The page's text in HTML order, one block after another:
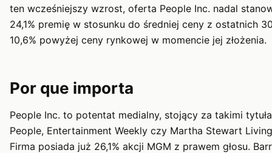
ten wcześniejszy wzrost, oferta People Inc. nadal
24,1% premię w stosunku do średniej ceny z ostatnich
10,6% powyżej ceny rynkowej w momencie jej złożenia.
Por que importa
People Inc. to potentat medialny, stojący za takimi
People, Entertainment Weekly czy Martha Stewart
Firma posiada już 26,1% akcji MGM z prawem głosu.